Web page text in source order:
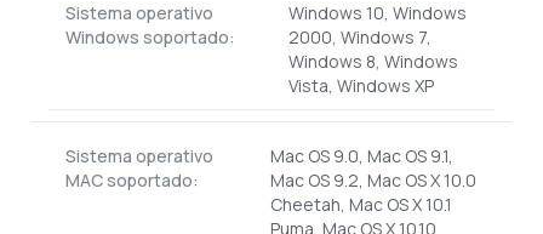
Sistema operativo
Windows soportado:
Windows 10, Windows
2000, Windows 7,
Windows 8, Windows
Vista, Windows XP
Sistema operativo
MAC soportado:
Mac OS 9.0, Mac OS 9.1,
Mac OS 9.2, Mac OS X 10.0
Cheetah, Mac OS X 10.1
Puma, Mac OS X 10.10